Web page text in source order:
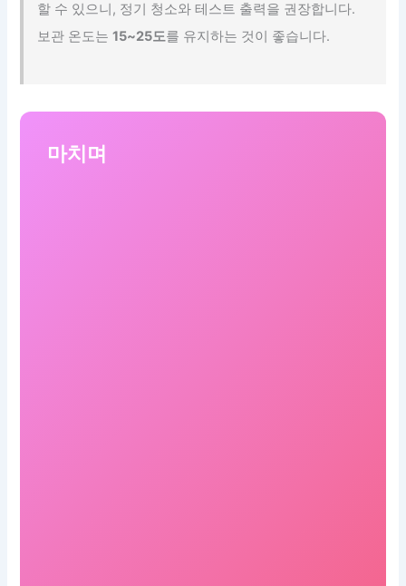
할 수 있으니, 정기 청소와 테스트 출력을 권장합니다.
보관 온도는15~25도를 유지하는 것이 좋습니다.
마치며